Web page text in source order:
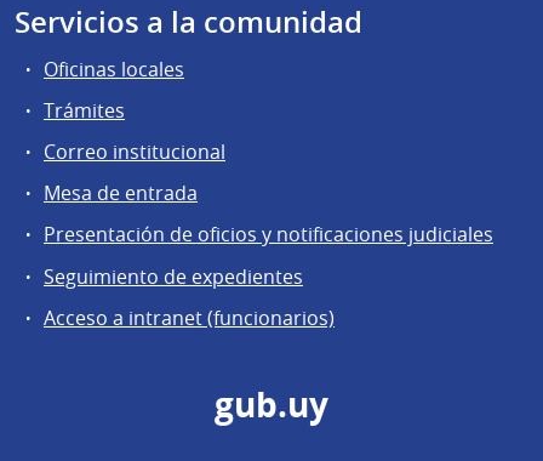
Servicios a la comunidad
Oficinas locales
Trámites
Correo institucional
Mesa de entrada
Presentación de oficios y notificaciones judiciales
Seguimiento de expedientes
Acceso a intranet (funcionarios)
gub.uy